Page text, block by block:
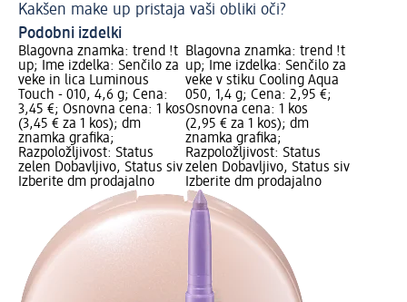
Kakšen make up pristaja vaši obliki oči?
Podobni izdelki
Blagovna znamka: trend !t
up; Ime izdelka: Senčilo za
veke in lica Luminous
Touch - 010, 4,6 g; Cena:
3,45 €; Osnovna cena: 1 kos
(3,45 € za 1 kos); dm
znamka grafika;
Razpoložljivost: Status
zelen Dobavljivo, Status siv
Izberite dm prodajalno
Blagovna znamka: trend !t
up; Ime izdelka: Senčilo za
veke v stiku Cooling Aqua
050, 1,4 g; Cena: 2,95 €;
Osnovna cena: 1 kos
(2,95 € za 1 kos); dm
znamka grafika;
Razpoložljivost: Status
zelen Dobavljivo, Status siv
Izberite dm prodajalno